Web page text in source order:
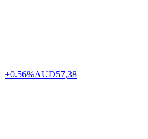
+0.56%AUD57,38